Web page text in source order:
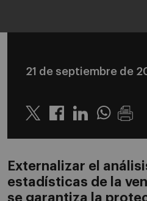
21 de septiembre de
Twitter LinkedinWhatsapp
Externalizar el
estadísticas de la
se garantiza la